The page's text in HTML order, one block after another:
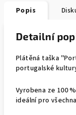
Popis
Detailní
Plátěná taška
portugalské
Vyrobena ze 100
ideální pro